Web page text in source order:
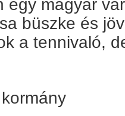
egy magyar
büszke és
a tennivaló,